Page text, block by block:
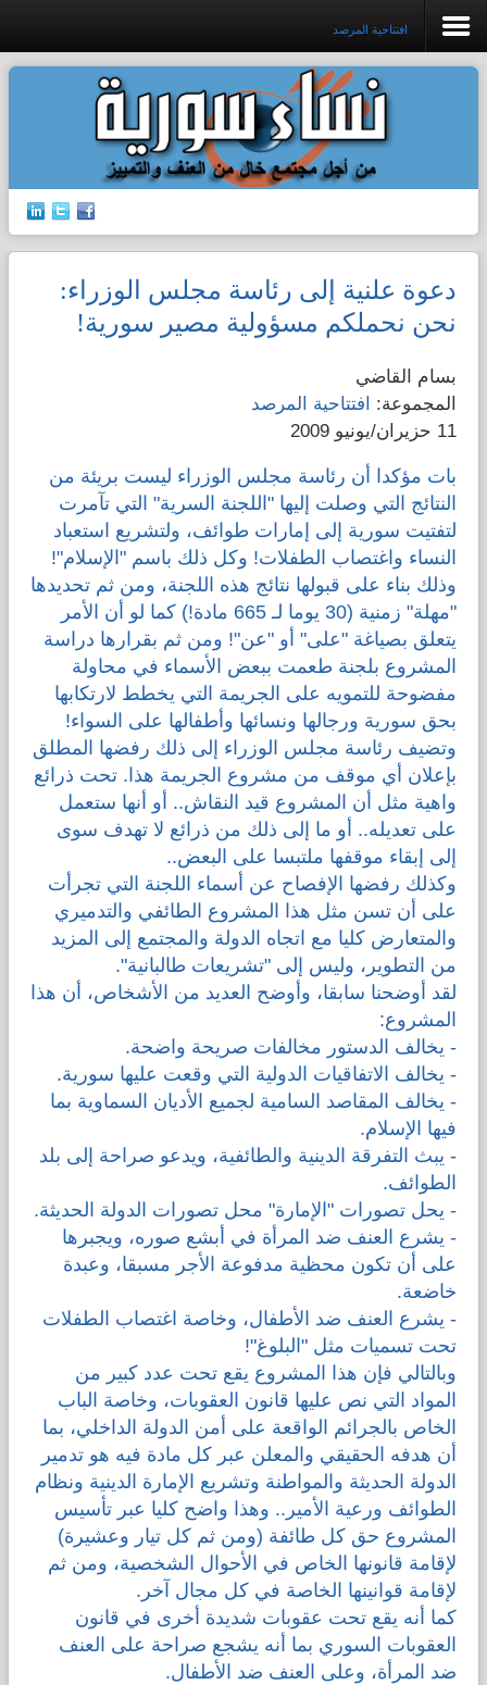
جرائم الشرف
إدانات ضد القتل
حق الجنسية
قضايا المرأة
قضايا المعوقين
قضايا الأسرة
مرصد العنف والإعلام
افتتاحية المرصد
دعوة علنية إلى رئاسة مجلس الوزراء:
نحن نحملكم مسؤولية مصير سورية!
بسام القاضي
المجموعة:
افتتاحية المرصد
11 حزيران/يونيو 2009
بات مؤكدا أن رئاسة مجلس الوزراء ليست بريئة من
النتائج التي وصلت إليها "اللجنة السرية" التي تآمرت
لتفتيت سورية إلى إمارات طوائف، ولتشريع استعباد
النساء واغتصاب الطفلات! وكل ذلك باسم "الإسلام"!
وذلك بناء على قبولها نتائج هذه اللجنة، ومن ثم تحديدها
"مهلة" زمنية (30 يوما لـ 665 مادة!) كما لو أن الأمر
يتعلق بصياغة "على" أو "عن"! ومن ثم بقرارها دراسة
المشروع بلجنة طعمت ببعض الأسماء في محاولة
مفضوحة للتمويه على الجريمة التي يخطط لارتكابها
بحق سورية ورجالها ونسائها وأطفالها على السواء!
وتضيف رئاسة مجلس الوزراء إلى ذلك رفضها المطلق
بإعلان أي موقف من مشروع الجريمة هذا. تحت ذرائع
واهية مثل أن المشروع قيد النقاش.. أو أنها ستعمل
على تعديله.. أو ما إلى ذلك من ذرائع لا تهدف سوى
إلى إبقاء موقفها ملتبسا على البعض..
وكذلك رفضها الإفصاح عن أسماء اللجنة التي تجرأت
على أن تسن مثل هذا المشروع الطائفي والتدميري
والمتعارض كليا مع اتجاه الدولة والمجتمع إلى المزيد
من التطوير، وليس إلى "تشريعات طالبانية".
لقد أوضحنا سابقا، وأوضح العديد من الأشخاص، أن هذا
المشروع:
- يخالف الدستور مخالفات صريحة واضحة.
- يخالف الاتفاقيات الدولية التي وقعت عليها سورية.
- يخالف المقاصد السامية لجميع الأديان السماوية بما
فيها الإسلام.
- يبث التفرقة الدينية والطائفية، ويدعو صراحة إلى بلد
الطوائف.
- يحل تصورات "الإمارة" محل تصورات الدولة الحديثة.
- يشرع العنف ضد المرأة في أبشع صوره، ويجبرها
على أن تكون محظية مدفوعة الأجر مسبقا، وعبدة
خاضعة.
- يشرع العنف ضد الأطفال، وخاصة اغتصاب الطفلات
تحت تسميات مثل "البلوغ"!
وبالتالي فإن هذا المشروع يقع تحت عدد كبير من
المواد التي نص عليها قانون العقوبات، وخاصة الباب
الخاص بالجرائم الواقعة على أمن الدولة الداخلي، بما
أن هدفه الحقيقي والمعلن عبر كل مادة فيه هو تدمير
الدولة الحديثة والمواطنة وتشريع الإمارة الدينية ونظام
الطوائف ورعية الأمير.. وهذا واضح كليا عبر تأسيس
المشروع حق كل طائفة (ومن ثم كل تيار وعشيرة)
لإقامة قانونها الخاص في الأحوال الشخصية، ومن ثم
لإقامة قوانينها الخاصة في كل مجال آخر.
كما أنه يقع تحت عقوبات شديدة أخرى في قانون
العقوبات السوري بما أنه يشجع صراحة على العنف
ضد المرأة، وعلى العنف ضد الأطفال.